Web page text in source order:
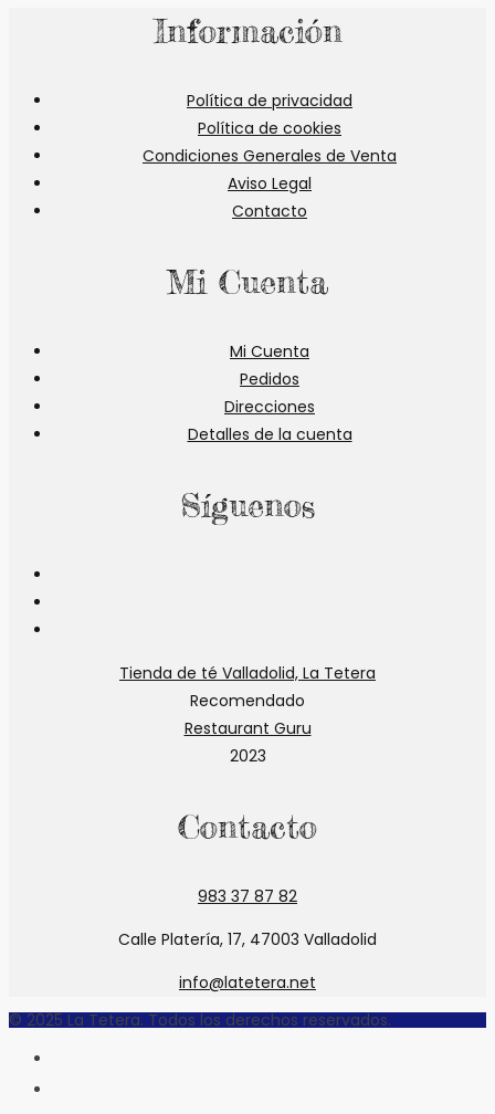
Información
Política de privacidad
Política de cookies
Condiciones Generales de Venta
Aviso Legal
Contacto
Mi Cuenta
Mi Cuenta
Pedidos
Direcciones
Detalles de la cuenta
Síguenos
nueva
pestaña
una
nueva
pestaña
en
una
nueva
Tienda de té Valladolid, La Tetera
Recomendado
Restaurant Guru
2023
Contacto
983 37 87 82
Calle Platería, 17, 47003 Valladolid
info@latetera.net
© 2025 La Tetera. Todos los derechos reservados.